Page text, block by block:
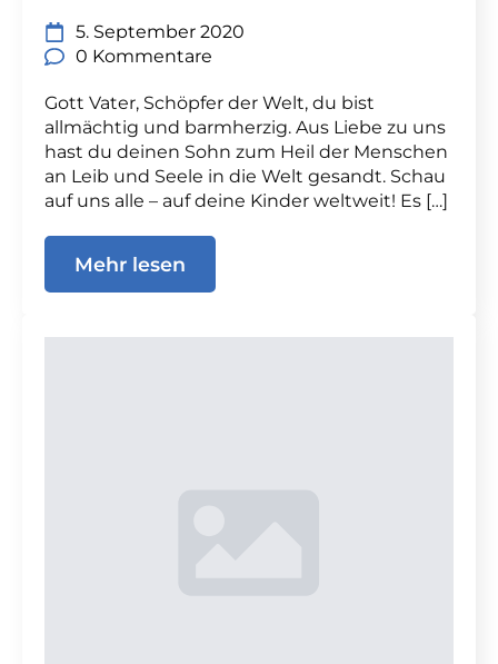
5. September 2020
0 Kommentare
Gott Vater, Schöpfer der Welt, du bist
allmächtig und barmherzig. Aus Liebe zu uns
hast du deinen Sohn zum Heil der Menschen
an Leib und Seele in die Welt gesandt. Schau
auf uns alle – auf deine Kinder weltweit! Es […]
Mehr lesen